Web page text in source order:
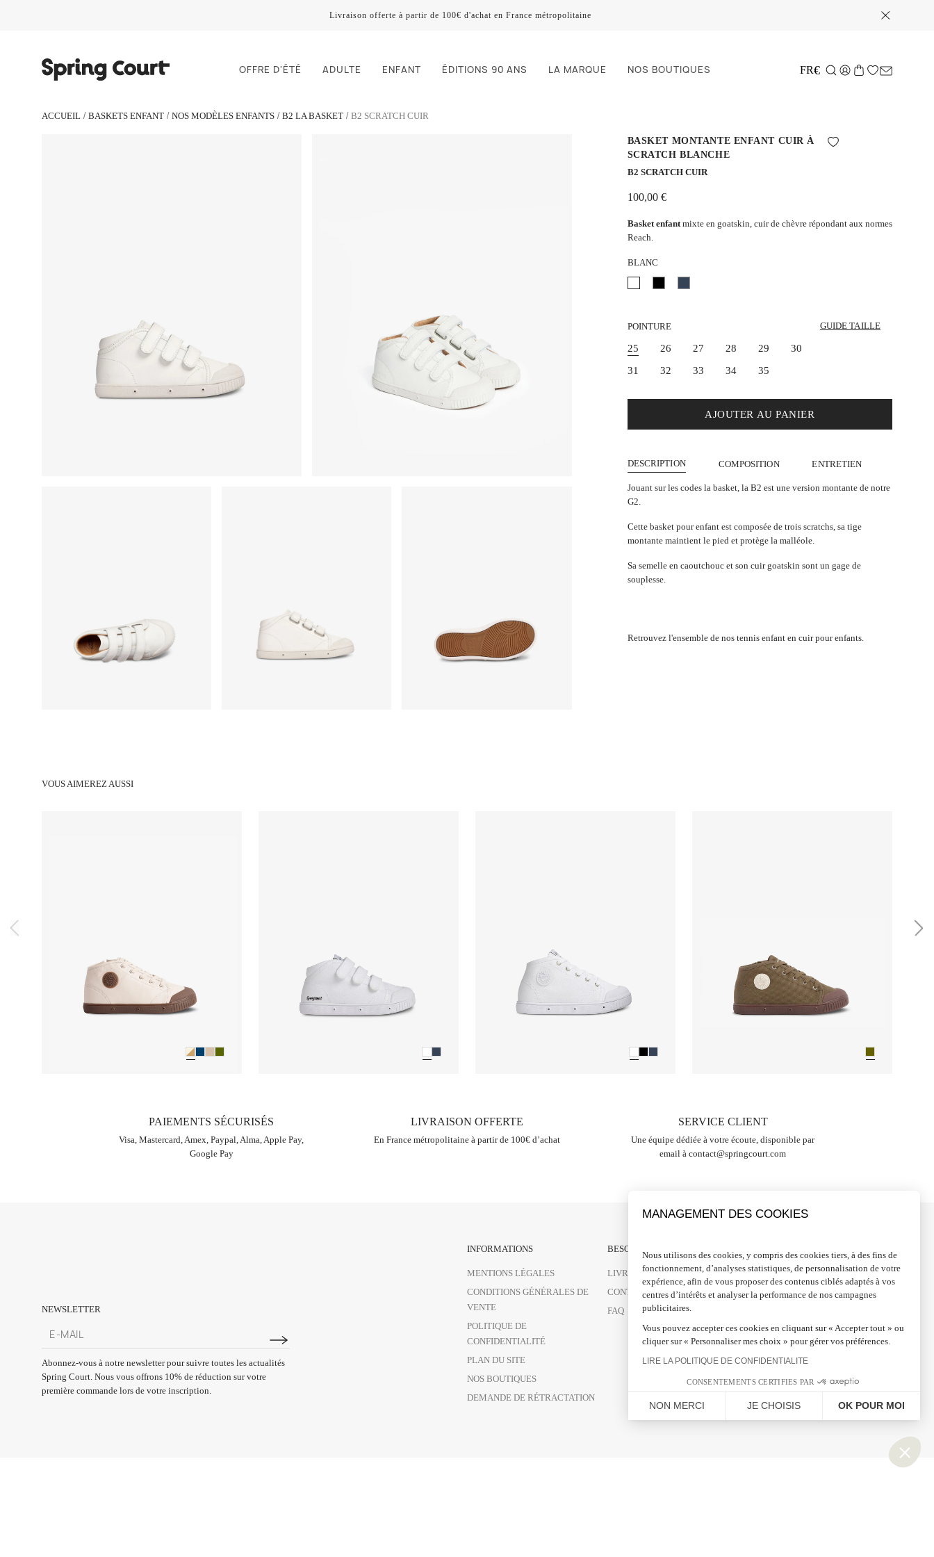
Livraison offerte à partir de 100€ d'achat en France métropolitaine
OFFRE D'ÉTÉ ADULTE ENFANT ÉDITIONS 90 ANS LA MARQUE NOS BOUTIQUES FR€
ACCUEIL BASKETS ENFANT NOS MODÈLES ENFANTS B2 LA BASKET B2 SCRATCH CUIR
BASKET MONTANTE ENFANT CUIR À
SCRATCH BLANCHE
B2 SCRATCH CUIR
100,00 €
Basket enfantmixte en goatskin, cuir de chèvre répondant aux normes
Reach.
BLANC
POINTURE
25 26 27 28 29
30
31
32 33 34 35
GUIDE TAILLE
AJOUTER AU PANIER
DESCRIPTION COMPOSITION ENTRETIEN
Jouant sur les codes la basket, la B2 est une version montante de notre
G2.
Cette basket pour enfant est composée de trois scratchs, sa tige
montante maintient le pied et protège la malléole.
Sa semelle en caoutchouc et son cuir goatskin sont un gage de
souplesse.
Retrouvez l'ensemble de nos tennis enfant en cuir pour enfants.
VOUS AIMEREZ AUSSI
PAIEMENTS SÉCURISÉS
Visa, Mastercard, Amex, Paypal, Alma, Apple Pay,
Google Pay
LIVRAISON OFFERTE
En France métropolitaine à partir de 100€ d’achat
SERVICE CLIENT
Une équipe dédiée à votre écoute, disponible par
email à contact@springcourt.com
NEWSLETTER
Abonnez-vous à notre newsletter pour suivre toutes les actualités
Spring Court. Nous vous offrons 10% de réduction sur votre
première commande lors de votre inscription.
INFORMATIONS
MENTIONS LÉGALES
CONDITIONS GÉNÉRALES DE
VENTE
POLITIQUE DE
CONFIDENTIALITÉ
PLAN DU SITE
NOS BOUTIQUES
DEMANDE DE RÉTRACTATION
BESOIN D'AIDE ?
LIVRAISONS ET RETOURS
CONTACTEZ-NOUS
FAQ
FACEBOOK
INSTAGRAM
LINKEDIN
MANAGEMENT DES COOKIES
Nous utilisons des cookies, y compris des cookies tiers, à des fins de
fonctionnement, d’analyses statistiques, de personnalisation de votre
expérience, afin de vous proposer des contenus ciblés adaptés à vos
centres d’intérêts et analyser la performance de nos campagnes
publicitaires.
Vous pouvez accepter ces cookies en cliquant sur « Accepter tout » ou
cliquer sur « Personnaliser mes choix » pour gérer vos préférences.
LIRE LA POLITIQUE DE CONFIDENTIALITE
CONSENTEMENTS CERTIFIES PAR
NON MERCI JE CHOISIS OK POUR MOI
Notre plateforme vous permet d'adapter et de gérer vos paramètres de